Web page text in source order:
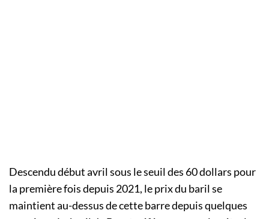
Descendu début avril sous le seuil des 60 dollars pour
la première fois depuis 2021, le prix du baril se
maintient au-dessus de cette barre depuis quelques